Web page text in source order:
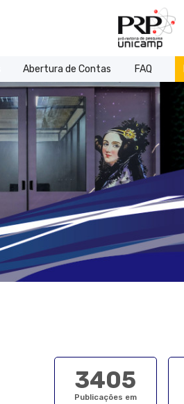
Abertura de Contas FAQ
3405
Publicações em